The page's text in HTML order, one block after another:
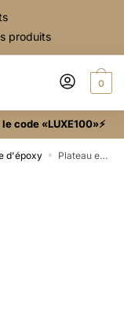
produits
0
code «LUXE100»⚡
d'époxy » Plateau en résine de repas